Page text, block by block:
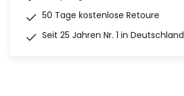
50 Tage kostenlose Retoure
Seit 25 Jahren Nr. 1 in Deutschland